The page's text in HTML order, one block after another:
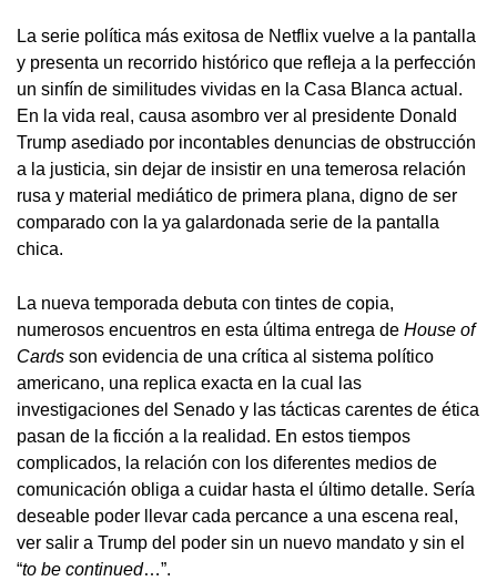
La serie política más exitosa de Netflix vuelve a la pantalla
y presenta un recorrido histórico que refleja a la perfección
un sinfín de similitudes vividas en la Casa Blanca actual.
En la vida real, causa asombro ver al presidente Donald
Trump asediado por incontables denuncias de obstrucción
a la justicia, sin dejar de insistir en una temerosa relación
rusa y material mediático de primera plana, digno de ser
comparado con la ya galardonada serie de la pantalla
chica.
La nueva temporada debuta con tintes de copia,
numerosos encuentros en esta última entrega de House of
Cards son evidencia de una crítica al sistema político
americano, una replica exacta en la cual las
investigaciones del Senado y las tácticas carentes de ética
pasan de la ficción a la realidad. En estos tiempos
complicados, la relación con los diferentes medios de
comunicación obliga a cuidar hasta el último detalle. Sería
deseable poder llevar cada percance a una escena real,
ver salir a Trump del poder sin un nuevo mandato y sin el
“to be continued…”.